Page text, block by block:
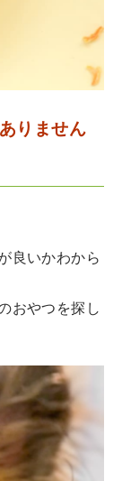
りません
良いかわから
おやつを探し